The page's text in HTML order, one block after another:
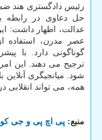
رئیس دادگستری هند
حل دعاوی در رابطه
عدالت، اظهار داشت:
عصر مدرن، استفاده
گوناگونی دارد. با
ترجیح می دهند. این
شود. میانجیگری
همه، می تواند انقلابی
منبع: پی اچ پی و جی